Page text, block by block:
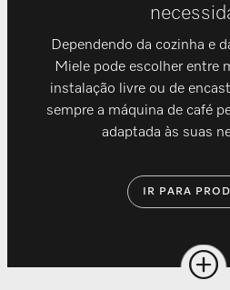
Dependendo da cozinha e
Miele pode escolher entre
instalação livre ou de
sempre a máquina de café
adaptada às suas
IR PARA